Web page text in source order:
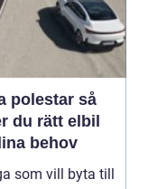
polestar så
du rätt elbil
behov
som vill byta till